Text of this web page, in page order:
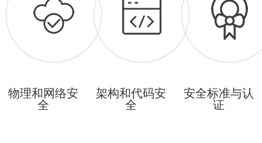
物理和网络安
全
架构和代码安
全
安全标准与认
证